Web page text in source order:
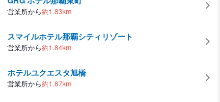
営業所から約1.83km
スマイルホテル那覇シティリゾート
営業所から約1.84km
ホテルユクエスタ旭橋
営業所から約1.87km